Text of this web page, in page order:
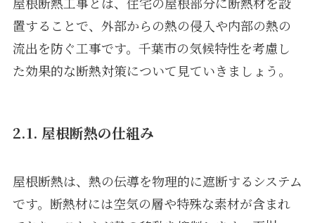
置することで、外部からの熱の侵入や内部の熱の
流出を防ぐ工事です。千葉市の気候特性を考慮し
た効果的な断熱対策について見ていきましょう。
2.1. 屋根断熱の仕組み
屋根断熱は、熱の伝導を物理的に遮断するシステム
です。断熱材には空気の層や特殊な素材が含まれ